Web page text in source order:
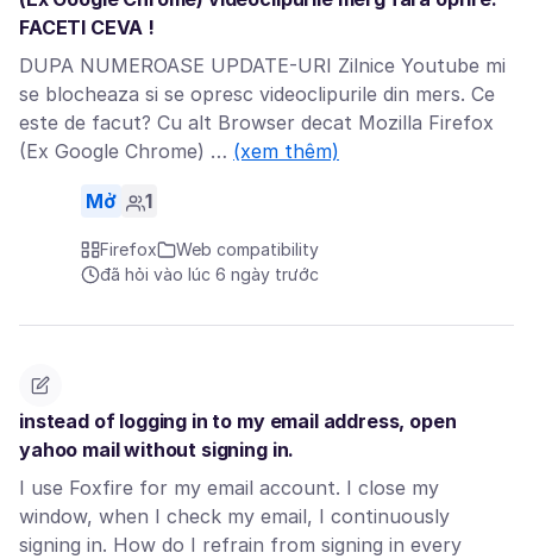
FACETI CEVA !
DUPA NUMEROASE UPDATE-URI Zilnice Youtube mi
se blocheaza si se opresc videoclipurile din mers. Ce
este de facut? Cu alt Browser decat Mozilla Firefox
(Ex Google Chrome) … (xem thêm)
Mở 1
Firefox
Web compatibility
đã hỏi vào lúc 6 ngày trước
instead of logging in to my email address, open
yahoo mail without signing in.
I use Foxfire for my email account. I close my
window, when I check my email, I continuously
signing in. How do I refrain from signing in every